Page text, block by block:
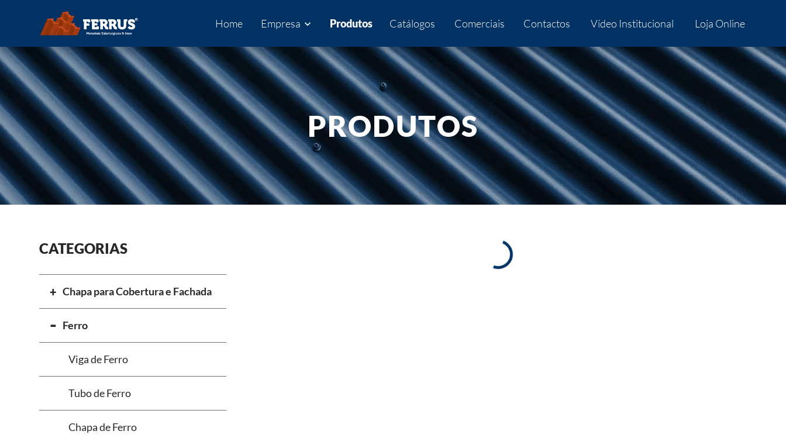
Home Empresa expand_more Produtos Catálogos Comerciais Contactos Vídeo Institucional Loja Online
PRODUTOS
CATEGORIAS
Chapa para Cobertura e Fachada
Ferro
Viga de Ferro
Tubo de Ferro
Chapa de Ferro